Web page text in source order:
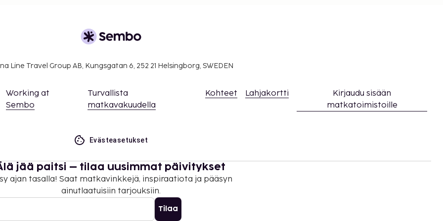
varausvahvistuksessa
ja niistä
Line Travel Group AB, Kungsgatan 6, 252 21 Helsingborg, SWEDEN
Working at
Sembo
Turvallista
matkavakuudella
Kohteet Lahjakortti
Kirjaudu sisään
matkatoimistoille
Evästeasetukset
jää paitsi – tilaa uusimmat päivitykset
ajan tasalla! Saat matkavinkkejä, inspiraatiota ja pääsyn
ainutlaatuisiin tarjouksiin.
Tilaa